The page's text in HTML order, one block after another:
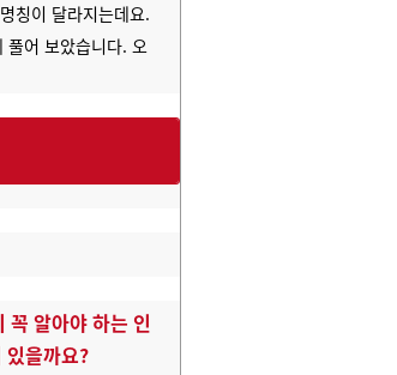
칭이 달라지는데요.
풀어 보았습니다. 오
꼭 알아야 하는 인
있을까요?